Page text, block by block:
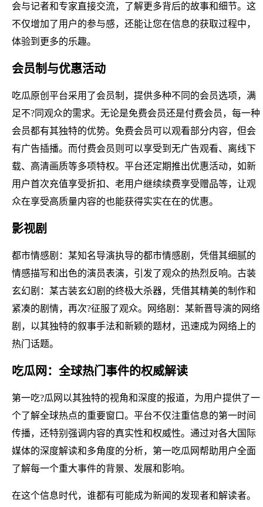
会与记者和专家直接交流，了解更多背后的故事和细节。这
不仅增加了用户的参与感，还能让您在信息的获取过程中，
体验到更多的乐趣。
会员制与优惠活动
吃瓜原创平台采用了会员制，提供多种不同的会员选项，满
足不?同观众的需求。无论是免费会员还是付费会员，每一种
会员都有其独特的优势。免费会员可以观看部分内容，但会
有广告插播。而付费会员则可以享受到无广告观看、离线下
载、高清画质等多项特权。平台还定期推出优惠活动，如新
用户首次充值享受折扣、老用户继续续费享受赠品等，让观
众在享受高质量内容的也能获得实实在在的优惠。
影视剧
都市情感剧：某知名导演执导的都市情感剧，凭借其细腻的
情感描写和出色的演员表演，引发了观众的热烈反响。古装
玄幻剧：某古装玄幻剧的终极大杀器，凭借其精美的制作和
紧凑的剧情，再次?征服了观众。网络剧：某新晋导演的网络
剧，以其独特的叙事手法和新颖的题材，迅速成为网络上的
热门话题。
吃瓜网：全球热门事件的权威解读
第一吃?瓜网以其独特的视角和深度的报道，为用户提供了一
个了解全球热点的重要窗口。平台不仅注重信息的第一时间
传播，还特别强调内容的真实性和权威性。通过对各大国际
媒体的深度解读和多角度的分析，第一吃瓜网帮助用户全面
了解每一个重大事件的背景、发展和影响。
在这个信息时代，谁都有可能成为新闻的发现者和解读者。